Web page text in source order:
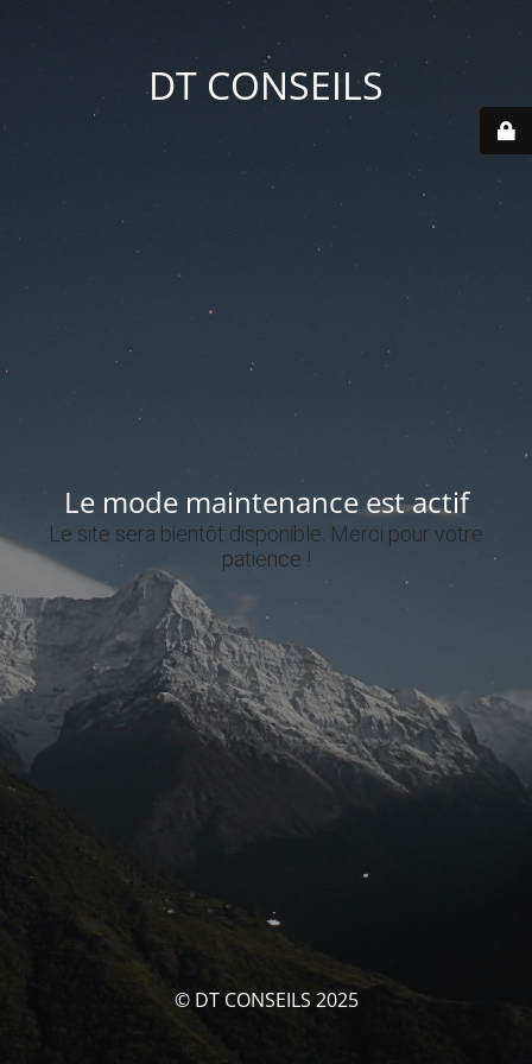
DT CONSEILS
Le mode maintenance est actif
Le site sera bientôt disponible. Merci pour votre
patience !
© DT CONSEILS 2025